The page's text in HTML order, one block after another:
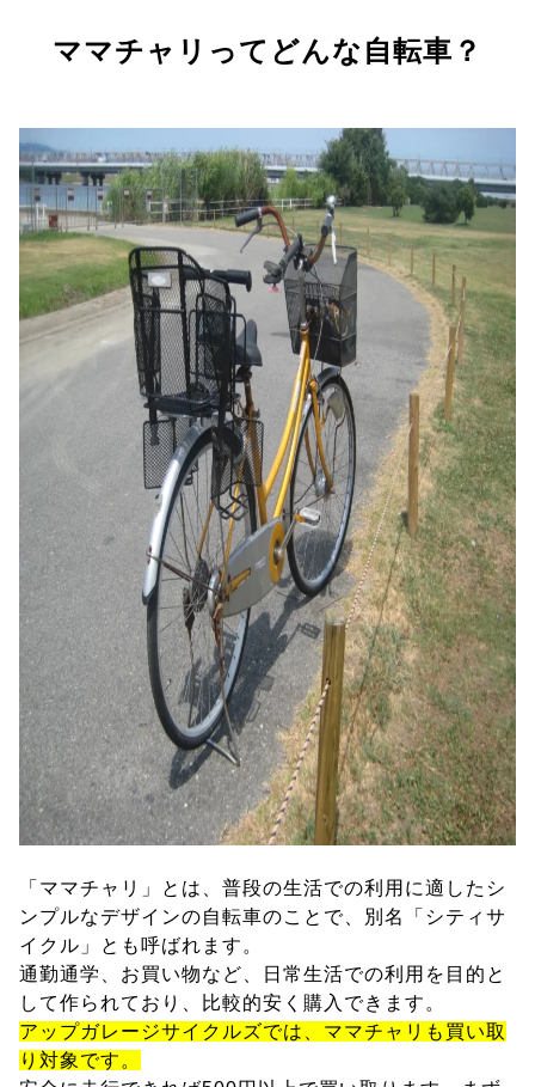
ママチャリってどんな自転車？
「ママチャリ」とは、普段の生活での利用に適したシ
ンプルなデザインの自転車のことで、別名「シティサ
イクル」とも呼ばれます。
通勤通学、お買い物など、日常生活での利用を目的と
して作られており、比較的安く購入できます。
アップガレージサイクルズでは、ママチャリも買い取
り対象です。